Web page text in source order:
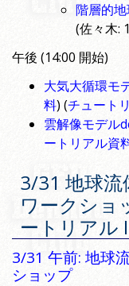
階層的
(佐々木:
午後 (14:00 開始)
大気大循環モ
料) (チュート
雲解像モデル
ートリアル資
3/31 地球流
ワークショ
ートリアル
3/31 午前: 地球
ショップ